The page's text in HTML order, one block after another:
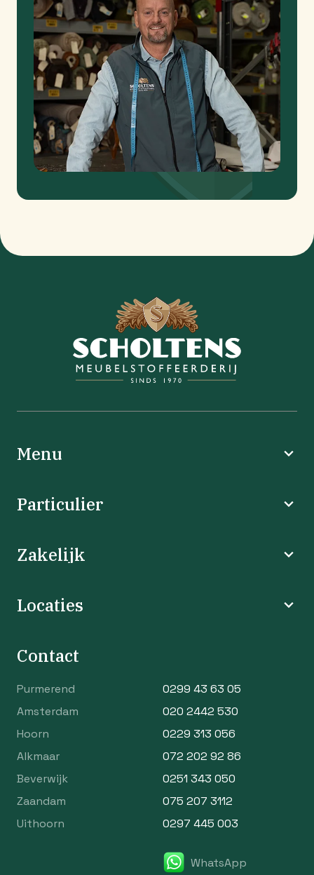
Menu
Particulier
Zakelijk
Locaties
Contact
Purmerend
0299 43 63 05
Amsterdam
020 2442 530
Hoorn
0229 313 056
Alkmaar
072 202 92 86
Beverwijk
0251 343 050
Zaandam
075 207 3112
Uithoorn
0297 445 003
WhatsApp